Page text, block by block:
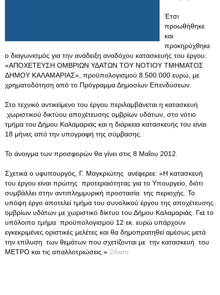
Έτσι
προωθήθηκε
και
προκηρύχθηκε
ο διαγωνισμός για την ανάδειξη αναδόχου κατασκευής του έργου:
«ΑΠΟΧΕΤΕΥΣΗ ΟΜΒΡΙΩΝ ΥΔΑΤΩΝ ΤΟΥ ΝΟΤΙΟΥ ΤΜΗΜΑΤΟΣ
ΔΗΜΟΥ ΚΑΛΑΜΑΡΙΑΣ», προϋπολογισμού 8.500.000 ευρώ, με
χρηματοδότηση από το Πρόγραμμα Δημοσίων Επενδύσεων.
Στο τεχνικό αντικείμενο του έργου περιλαμβάνεται η κατασκευή
χωριστικού δικτύου αποχέτευσης ομβρίων υδάτων, στο νότιο
τμήμα του Δήμου Καλαμαριάς και η διάρκεια κατασκευής του είναι
18 μήνες από την υπογραφή της σύμβασης.
Το άνοιγμα των προσφορών θα γίνει στις 8 Μαΐου 2012.
Σχετικά ο υφυπουργός, Γ. Μαγκριώτης ανέφερεε: «Η κατασκευή
του έργου είναι πρώτης προτεραιότητας για το Υπουργείο, διότι
συμβάλλει στην αντιπλημμυρική προστασία της περιοχής. Το
υπόψη έργο αποτελεί τμήμα του συνολικού έργου της αποχέτευσης
ομβρίων υδάτων με χωριστικό δίκτυο του Δήμου Καλαμαριάς. Για το
υπόλοιπο τμήμα προϋπολογισμού 12 εκ. ευρώ υπάρχουν
εγκεκριμένες οριστικές μελέτες και θα δημοπρατηθεί αμέσως μετά
την επίλυση των θεμάτων που σχετίζονται με την κατασκευή του
ΜΕΤΡΟ και τις απαλλοτριώσεις.» 24wro